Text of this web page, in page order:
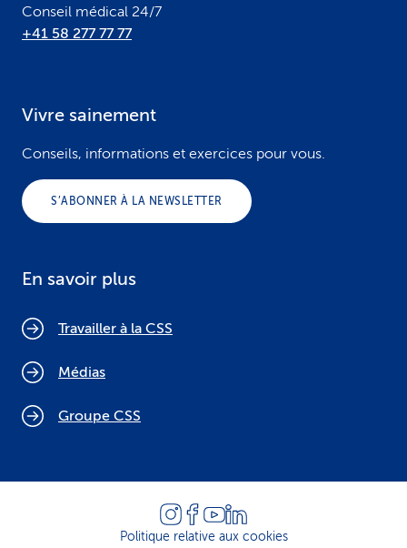
Conseil médical 24/7
+41 58 277 77 77
Vivre sainement
Conseils, informations et exercices pour vous.
S’ABONNER À LA NEWSLETTER
En savoir plus
Travailler à la CSS
Médias
Groupe CSS
Politique relative aux cookies